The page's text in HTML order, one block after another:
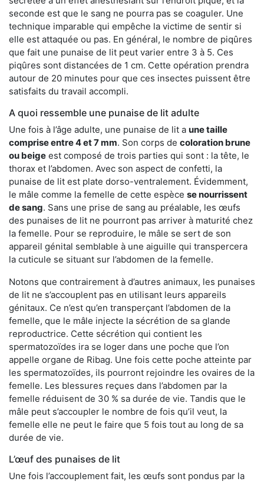
seconde est que le sang ne pourra pas se coaguler. Une
technique imparable qui empêche la victime de sentir si
elle est attaquée ou pas. En général, le nombre de piqûres
que fait une punaise de lit peut varier entre 3 à 5. Ces
piqûres sont distancées de 1 cm. Cette opération prendra
autour de 20 minutes pour que ces insectes puissent être
satisfaits du travail accompli.
A quoi ressemble une punaise de lit adulte
Une fois à l’âge adulte, une punaise de lit a une taille
comprise entre 4 et 7 mm. Son corps de coloration brune
ou beige est composé de trois parties qui sont : la tête, le
thorax et l’abdomen. Avec son aspect de confetti, la
punaise de lit est plate dorso-ventralement. Évidemment,
le mâle comme la femelle de cette espèce se nourrissent
de sang. Sans une prise de sang au préalable, les œufs
des punaises de lit ne pourront pas arriver à maturité chez
la femelle. Pour se reproduire, le mâle se sert de son
appareil génital semblable à une aiguille qui transpercera
la cuticule se situant sur l’abdomen de la femelle.
Notons que contrairement à d’autres animaux, les punaises
de lit ne s’accouplent pas en utilisant leurs appareils
génitaux. Ce n’est qu’en transperçant l’abdomen de la
femelle, que le mâle injecte la sécrétion de sa glande
reproductrice. Cette sécrétion qui contient les
spermatozoïdes ira se loger dans une poche que l’on
appelle organe de Ribag. Une fois cette poche atteinte par
les spermatozoïdes, ils pourront rejoindre les ovaires de la
femelle. Les blessures reçues dans l’abdomen par la
femelle réduisent de 30 % sa durée de vie. Tandis que le
mâle peut s’accoupler le nombre de fois qu’il veut, la
femelle elle ne peut le faire que 5 fois tout au long de sa
durée de vie.
L’œuf des punaises de lit
Une fois l’accouplement fait, les œufs sont pondus par la